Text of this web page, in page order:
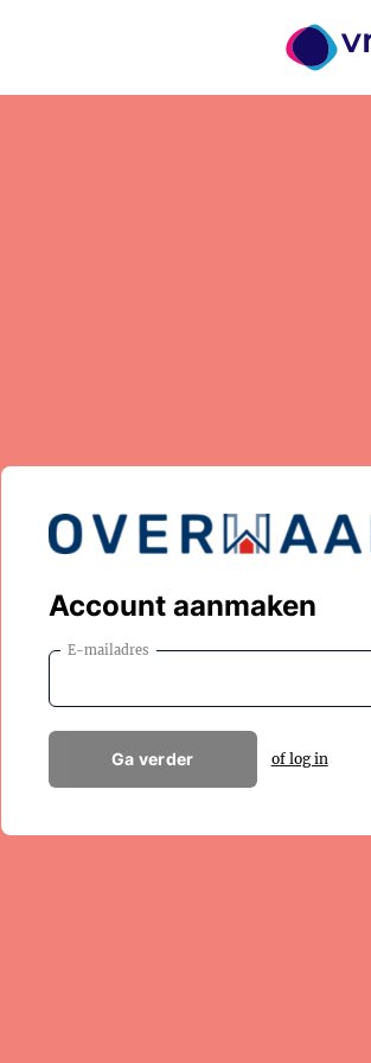
Account aanmaken
E-mailadres
Ga verder of log in